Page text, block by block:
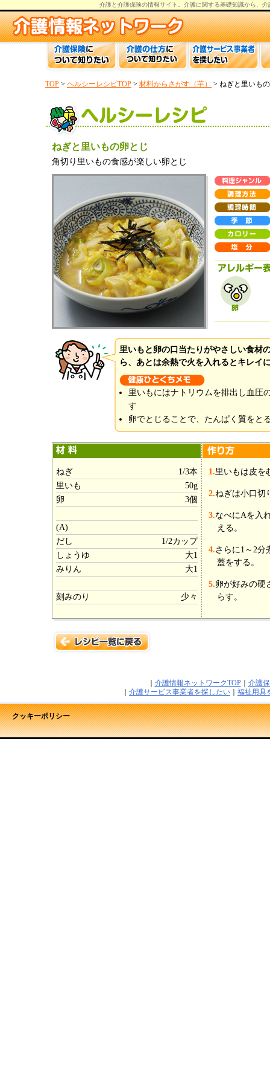
介護と介護保険の情報サイト。 介護に関する基礎知識から、 介
TOP > ヘルシーレシピTOP > 材料からさがす（芋） > ねぎと里いも
ねぎと里いもの卵とじ
角切り里いもの食感が楽しい卵とじ
里いもと卵の口当たりがやさしい食材
ら、あとは余熱で火を入れるとキレイ
里いもにはナトリウムを排出し血圧
す
卵でとじることで、たんぱく質をと
ねぎ
1/3本
里いも
50g
卵
3個
(A)
だし
1/2カップ
しょうゆ
大1
みりん
大1
刻みのり 少々
1.里いもは皮を
2.ねぎは小口切
3.なべにAを入
える。
4.さらに1～2分
蓋をする。
5.卵が好みの硬
らす。
介護情報ネットワークTOP｜ 介護
介護サービス事業者を探したい 福祉用具
クッキーポリシー